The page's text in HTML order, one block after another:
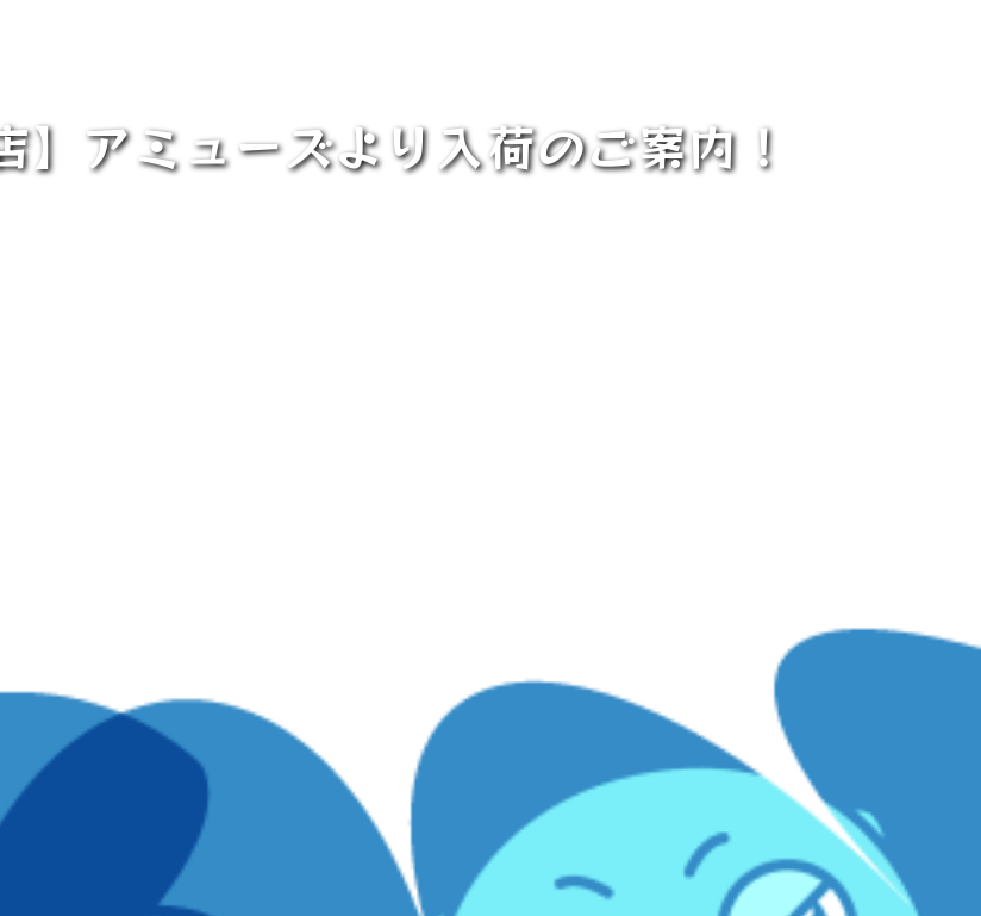
】アミューズより入荷のご案内！